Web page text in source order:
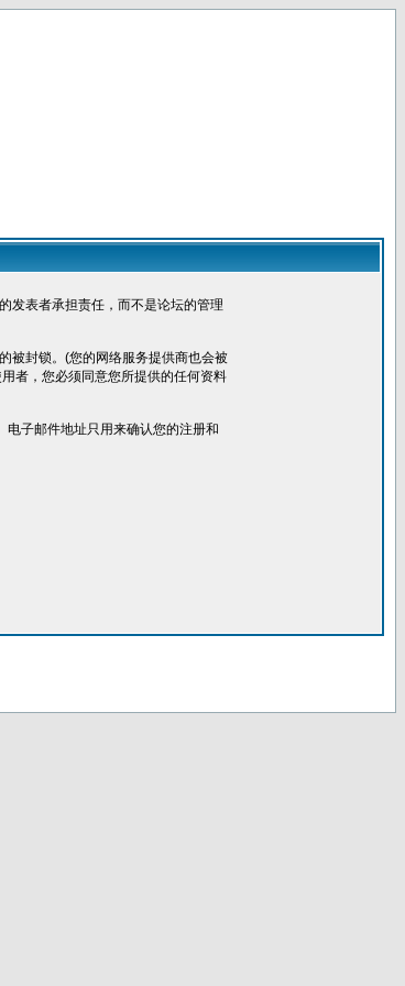
发表者承担责任，而不是论坛的管理
被封锁。(您的网络服务提供商也会被
者，您必须同意您所提供的任何资料
子邮件地址只用来确认您的注册和